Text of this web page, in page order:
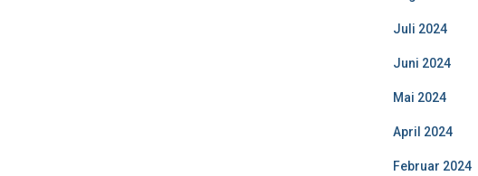
Juli 2024
Juni 2024
Mai 2024
April 2024
Februar 2024